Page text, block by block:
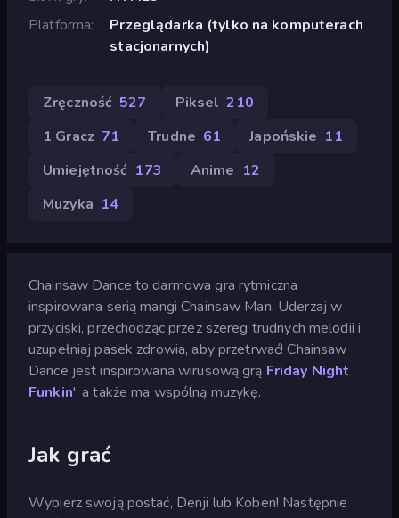
Platforma
Przeglądarka (tylko na komputerach
stacjonarnych)
Zręczność 527 Piksel 210
1 Gracz 71 Trudne 61 Japońskie 11
Umiejętność 173 Anime 12
Muzyka 14
Chainsaw Dance to darmowa gra rytmiczna
inspirowana serią mangi Chainsaw Man. Uderzaj w
przyciski, przechodząc przez szereg trudnych melodii i
uzupełniaj pasek zdrowia, aby przetrwać! Chainsaw
Dance jest inspirowana wirusową grą Friday Night
Funkin', a także ma wspólną muzykę.
Jak grać
Wybierz swoją postać, Denji lub Koben! Następnie